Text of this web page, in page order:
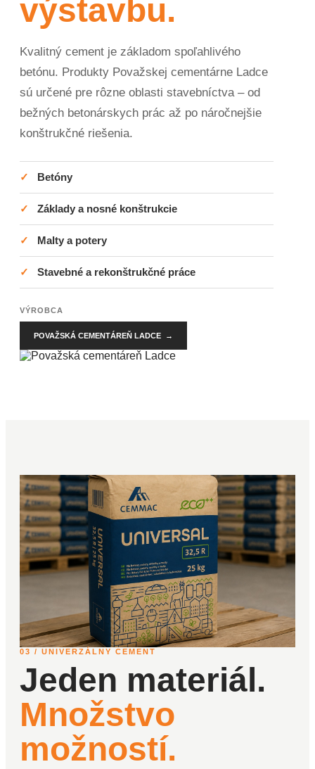
výstavbu.
Kvalitný cement je základom spoľahlivého
betónu. Produkty Považskej cementárne Ladce
sú určené pre rôzne oblasti stavebníctva – od
bežných betonárskych prác až po náročnejšie
konštrukčné riešenia.
✓ Betóny
✓ Základy a nosné konštrukcie
✓ Malty a potery
✓ Stavebné a rekonštrukčné práce
VÝROBCA
POVAŽSKÁ CEMENTÁREŇ LADCE →
03 / UNIVERZÁLNY CEMENT
Jeden materiál.
Množstvo
možností.